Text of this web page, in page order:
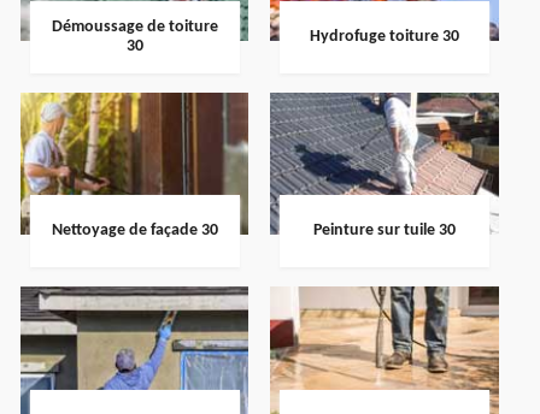
Démoussage de toiture
30
Hydrofuge toiture 30
Nettoyage de façade 30 Peinture sur tuile 30